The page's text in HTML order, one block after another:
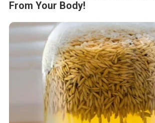
This Simple Trick Removes All
From Your Body!